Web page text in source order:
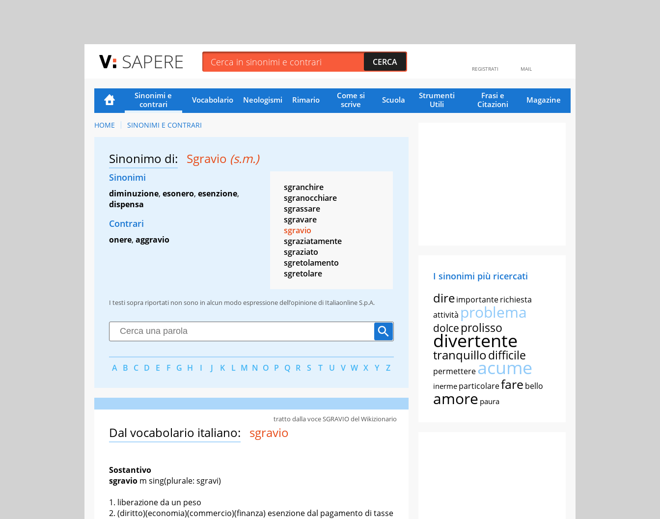
SAPERE MAIL
REGISTRATI
Sinonimi e
contrari
Vocabolario Neologismi Rimario
Come si
scrive
Scuola
Strumenti
Utili
Frasi e
Citazioni
Magazine
HOME SINONIMI E CONTRARI
Sinonimo di: Sgravio (s.m.)
Sinonimi
diminuzione, esonero, esenzione,
dispensa
Contrari
onere, aggravio
sgranchire
sgranocchiare
sgrassare
sgravare
sgravio
sgraziatamente
sgraziato
sgretolamento
sgretolare
I testi sopra riportati non sono in alcun modo espressione dell’opinione di Italiaonline S.p.A.
A B C D E F G H I J K L M N O P Q R S T U V W X Y Z
Dal vocabolario italiano: sgravio
Sostantivo
sgravio m sing(plurale: sgravi)
liberazione da un peso
(diritto)(economia)(commercio)(finanza) esenzione dal pagamento di tasse
tratto dalla voce SGRAVIO del Wikizionario
I sinonimi più ricercati
direimportanterichiesta
attività problema
dolce prolisso
divertente
tranquillodifficile
permettereacume
inerme particolarefare bello
amore paura